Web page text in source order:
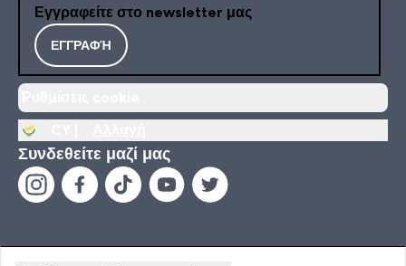
Εγγραφείτε στο newsletter μας
ΕΓΓΡΑΦΉ
Συνδεθείτε μαζί μας